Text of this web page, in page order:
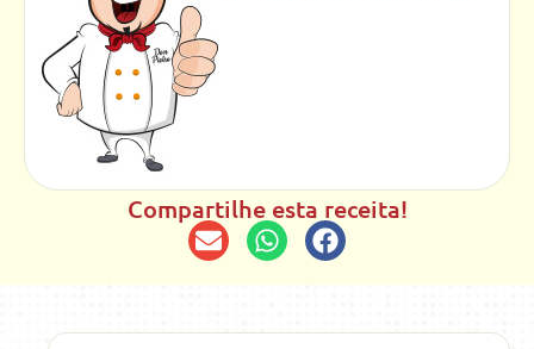
Compartilhe esta receita!